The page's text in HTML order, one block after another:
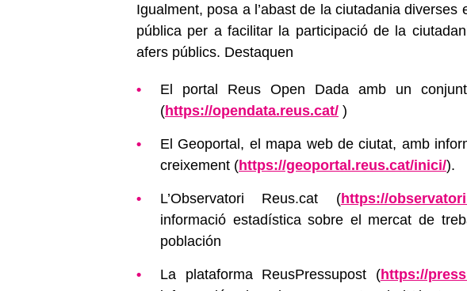
Igualment, posa a l’abast de la ciutadania
pública per a facilitar la participació de la
afers públics. Destaquen
El portal Reus Open Dada amb un
(https://opendata.reus.cat/ )
El Geoportal, el mapa web de ciutat, amb
creixement (https://geoportal.reus.cat/inici/).
L’Observatori Reus.cat (https://
informació estadística sobre el mercat de
población
La plataforma ReusPressupost (https://